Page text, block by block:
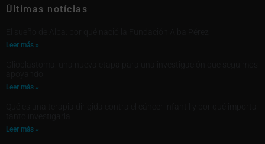
Últimas notícias
Leer más »
Leer más »
Leer más »